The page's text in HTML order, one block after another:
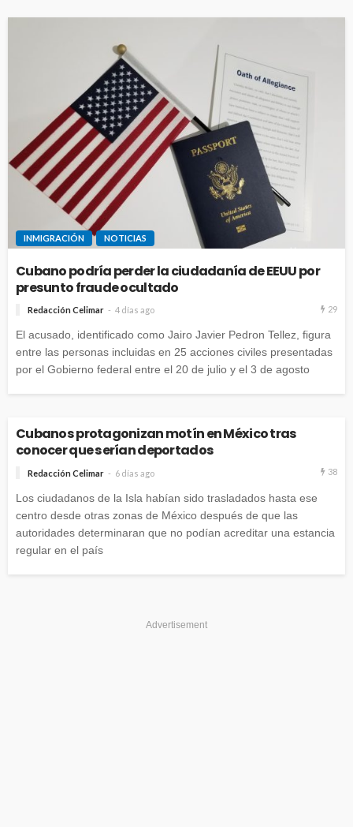
INMIGRACIÓN NOTICIAS
Cubano podría perder la ciudadanía de EEUU por
presunto fraude ocultado
Redacción Celimar 4 días ago 29
El acusado, identificado como Jairo Javier Pedron Tellez, figura
entre las personas incluidas en 25 acciones civiles presentadas
por el Gobierno federal entre el 20 de julio y el 3 de agosto
Cubanos protagonizan motín en México tras
conocer que serían deportados
Redacción Celimar 6 días ago 38
Los ciudadanos de la Isla habían sido trasladados hasta ese
centro desde otras zonas de México después de que las
autoridades determinaran que no podían acreditar una estancia
regular en el país
Advertisement